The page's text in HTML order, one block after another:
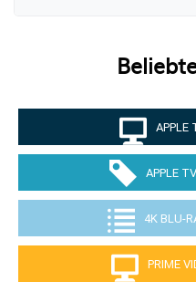
APPLE
APPLE
4K BLU-
PRIME